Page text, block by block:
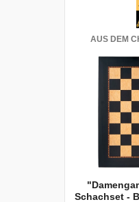
AUS DEM
Schachset -